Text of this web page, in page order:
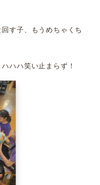
す子、もうめちゃくち
ハハ笑い止まらず！